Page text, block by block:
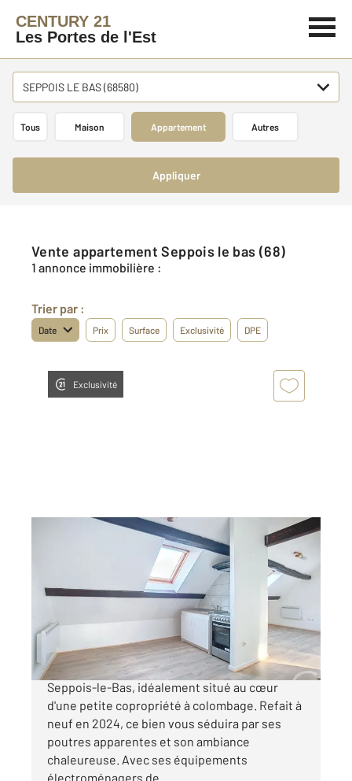
CENTURY 21
Les Portes de l'Est
SEPPOIS LE BAS (68580)
Tous Maison Appartement Autres
Appliquer
Vente appartement Seppois le bas (68)
1 annonce immobilière :
Trier par :
Date Prix Surface Exclusivité DPE
Exclusivité
SEPPOIS LE BAS 68
Appartement F2 à vendre
49 000 €
Découvrez cet appartement plein de charme à
Seppois-le-Bas, idéalement situé au cœur
d'une petite copropriété à colombage. Refait à
neuf en 2024, ce bien vous séduira par ses
poutres apparentes et son ambiance
chaleureuse. Avec ses équipements
électroménagers de ...